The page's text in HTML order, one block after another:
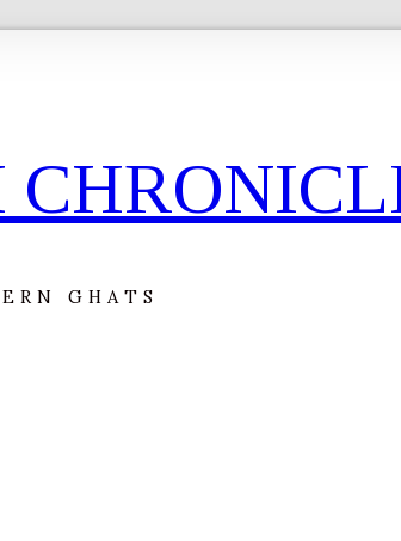
GHATS